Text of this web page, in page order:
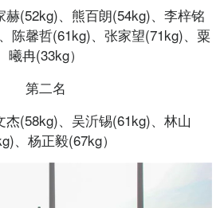
(52kg)、熊百朗(54kg)、李梓铭
陈馨哲(61kg)、张家望(71kg)、粟
曦冉(33kg）
第二名
(58kg)、吴沂锡(61kg)、林山
、杨正毅(67kg）